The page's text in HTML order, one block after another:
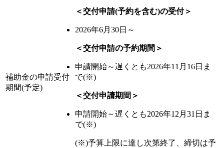
補助金の申請受付
期間(予定)
＜交付申請(予約を含む)の受付＞
2026年6月30日～
＜交付申請の予約期間＞
申請開始～遅くとも2026年11月16日ま
で(※)
＜交付申請期間＞
申請開始～遅くとも2026年12月31日ま
で(※)
(※)予算上限に達し次第終了、締切は予